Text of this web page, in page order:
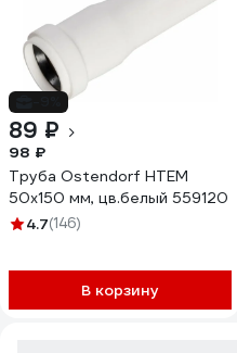
89 ₽
98 ₽
Труба Ostendorf HTEM
50x150 мм, цв.белый 559120
4.7(146)
В корзину